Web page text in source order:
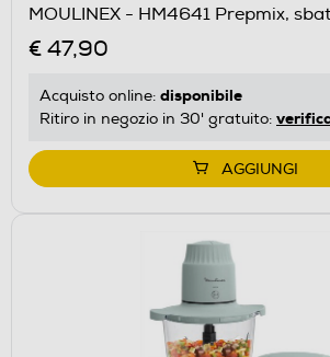
MOULINEX - HM4641 Prepmix,
€ 47,90
Acquisto online: disponibile
Ritiro in negozio in 30' gratuito:
AGGIUNGI